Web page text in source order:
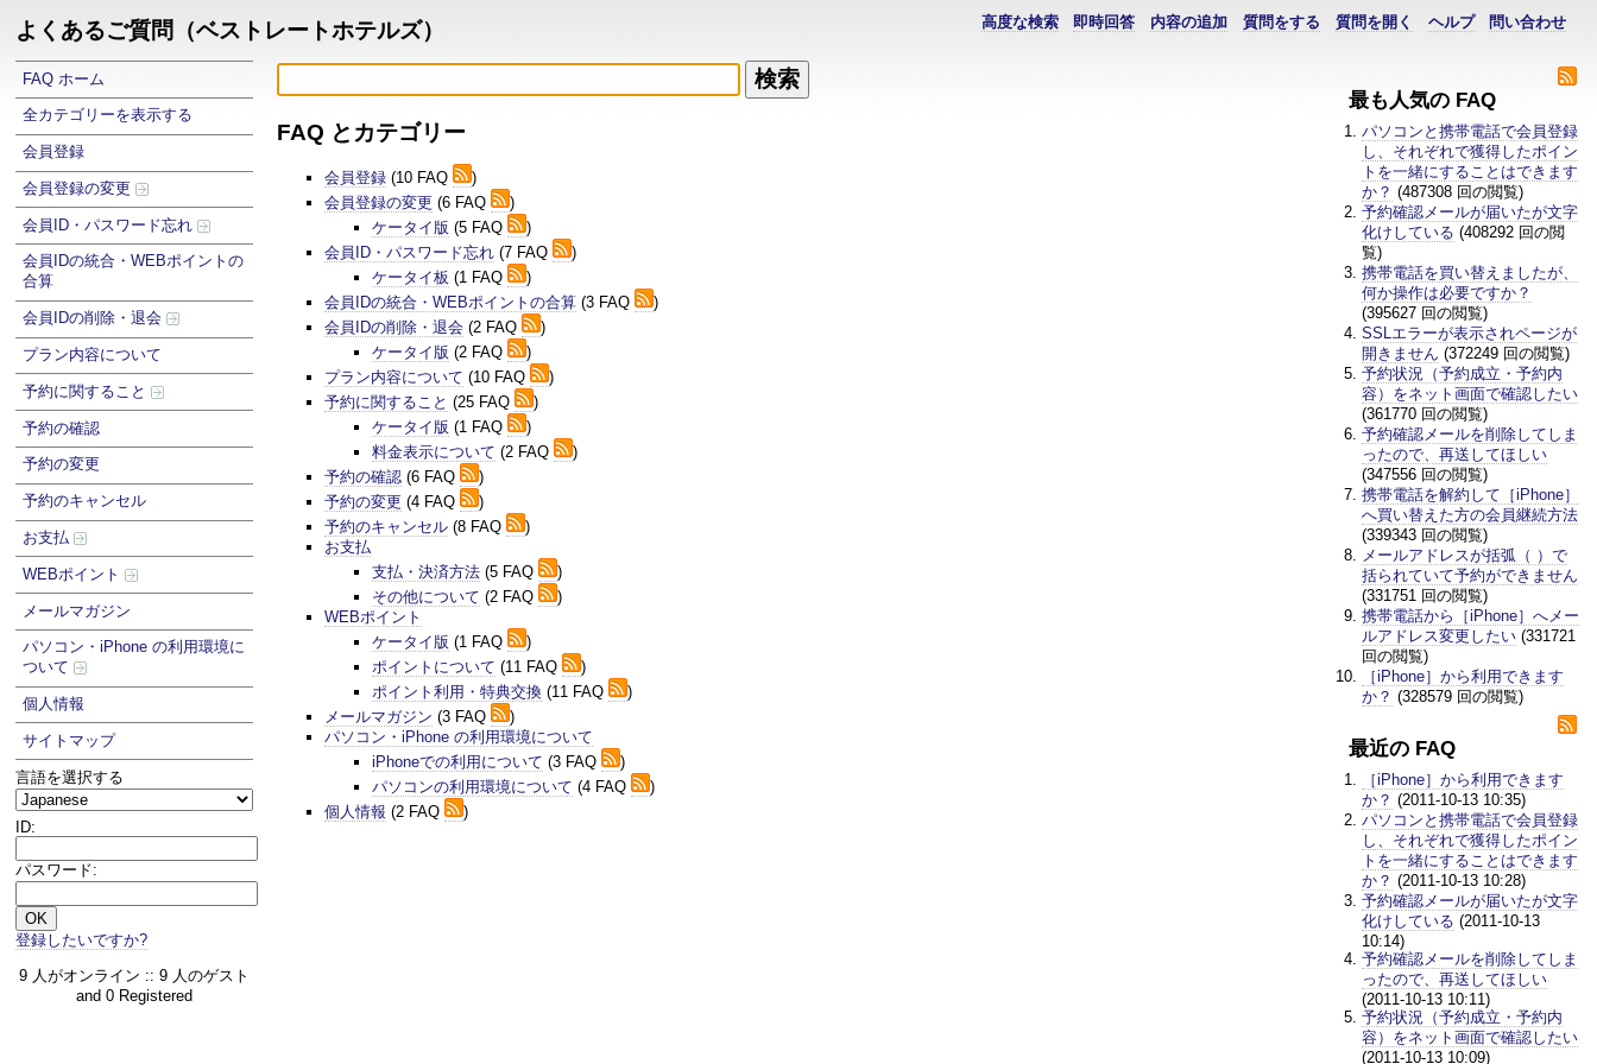
よくあるご質問（ベストレートホテルズ） 問い合わせ
ヘルプ
質問を開く
質問をする
内容の追加
即時回答
高度な検索
FAQ ホーム
全カテゴリーを表示する
会員登録
会員登録の変更
会員ID・パスワード忘れ
会員IDの統合・WEBポイントの
合算
会員IDの削除・退会
プラン内容について
予約に関すること
予約の確認
予約の変更
予約のキャンセル
お支払
WEBポイント
メールマガジン
パソコン・iPhone の利用環境に
ついて
個人情報
サイトマップ
言語を選択する
ID:
パスワード:
登録したいですか?
9 人がオンライン :: 9 人のゲスト
and 0 Registered
最も人気の FAQ
パソコンと携帯電話で会員登録
し、それぞれで獲得したポイン
トを一緒にすることはできます
か？ (487308 回の閲覧)
予約確認メールが届いたが文字
化けしている (408292 回の閲
覧)
携帯電話を買い替えましたが、
何か操作は必要ですか？
(395627 回の閲覧)
SSLエラーが表示されページが
開きません (372249 回の閲覧)
予約状況（予約成立・予約内
容）をネット画面で確認したい
(361770 回の閲覧)
予約確認メールを削除してしま
ったので、再送してほしい
(347556 回の閲覧)
携帯電話を解約して［iPhone］
へ買い替えた方の会員継続方法
(339343 回の閲覧)
メールアドレスが括弧（ ）で
括られていて予約ができません
(331751 回の閲覧)
携帯電話から［iPhone］へメー
ルアドレス変更したい (331721
回の閲覧)
［iPhone］から利用できます
か？ (328579 回の閲覧)
最近の FAQ
［iPhone］から利用できます
か？ (2011-10-13 10:35)
パソコンと携帯電話で会員登録
し、それぞれで獲得したポイン
トを一緒にすることはできます
か？ (2011-10-13 10:28)
予約確認メールが届いたが文字
化けしている (2011-10-13
10:14)
予約確認メールを削除してしま
ったので、再送してほしい
(2011-10-13 10:11)
予約状況（予約成立・予約内
容）をネット画面で確認したい
(2011-10-13 10:09)
FAQ とカテゴリー
会員登録(10 FAQ
)
会員登録の変更 (6 FAQ
)
ケータイ版 (5 FAQ
)
会員ID・パスワード忘れ(7 FAQ
)
ケータイ板 (1 FAQ
)
会員IDの統合・WEBポイントの合算(3 FAQ
)
会員IDの削除・退会 (2 FAQ
)
ケータイ版 (2 FAQ
)
プラン内容について (10 FAQ
)
予約に関すること (25 FAQ
)
ケータイ版 (1 FAQ
)
料金表示について (2 FAQ
)
予約の確認(6 FAQ
)
予約の変更 (4 FAQ
)
予約のキャンセル(8 FAQ
)
お支払
支払・決済方法(5 FAQ
)
その他について (2 FAQ
)
WEBポイント
ケータイ版 (1 FAQ
)
ポイントについて (11 FAQ
)
ポイント利用・特典交換(11 FAQ
)
メールマガジン (3 FAQ
)
パソコン・iPhone の利用環境について
iPhoneでの利用について (3 FAQ
)
パソコンの利用環境について (4 FAQ
)
個人情報 (2 FAQ )